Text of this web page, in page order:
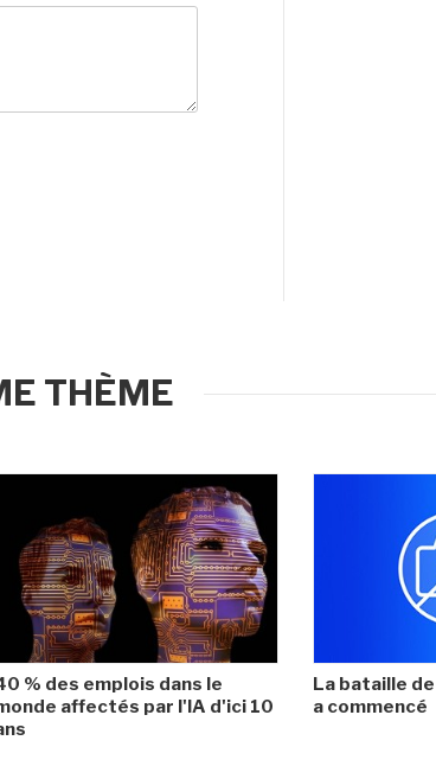
THÈME
% des emplois dans le
affectés par l'IA d'ici 10
La bataille
a commencé